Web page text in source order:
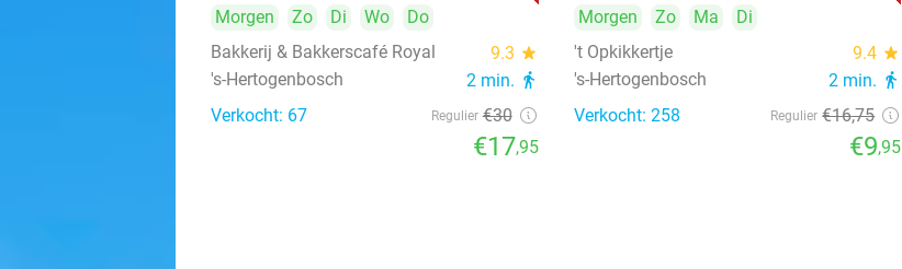
Morgen Zo Di Wo
Do
Bakkerij & Bakkerscafé Royal
9.3 star
's-Hertogenbosch 2 min. directions_walk
Verkocht: 67 Regulier €30
€17,95
Morgen Zo Ma
Di
't Opkikkertje
9.4 star
's-Hertogenbosch 2 min. directions_walk
Verkocht: 258 Regulier €16,75
€9,95